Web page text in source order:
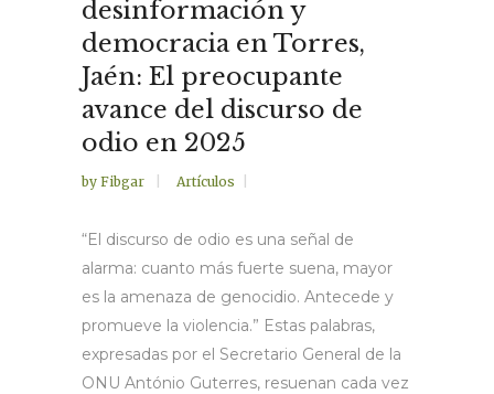
desinformación y
democracia en Torres,
Jaén: El preocupante
avance del discurso de
odio en 2025
by Fibgar Artículos
“El discurso de odio es una señal de
alarma: cuanto más fuerte suena, mayor
es la amenaza de genocidio. Antecede y
promueve la violencia.” Estas palabras,
expresadas por el Secretario General de la
ONU António Guterres, resuenan cada vez